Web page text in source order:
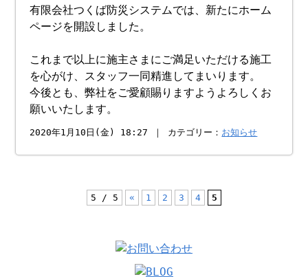
有限会社つくば防災システムでは、新たにホーム
ページを開設しました。
これまで以上に施主さまにご満足いただける施工
を心がけ、スタッフ一同精進してまいります。
今後とも、弊社をご愛顧賜りますようよろしくお
願いいたします。
2020年1月10日(金) 18:27 ｜ カテゴリー： お知らせ
5 / 5 « 1 2 3 4 5